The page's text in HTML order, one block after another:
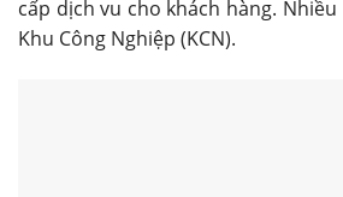
cấp dịch vu cho khách hàng.
Khu Công Nghiệp (KCN).